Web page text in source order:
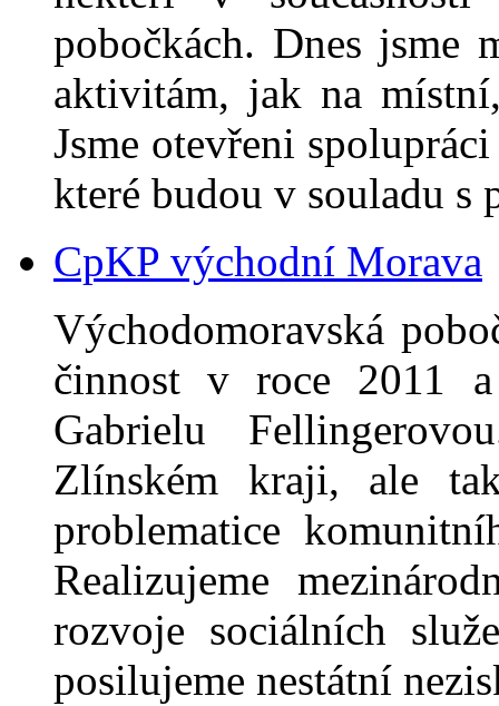
pobočkách. Dnes jsme
aktivitám, jak na
Jsme otevřeni
které budou v souladu s
CpKP východní Morava
Východomoravská
činnost v roce 2011
Gabrielu
Zlínském kraji, ale
problematice
Realizujeme
rozvoje sociálních
posilujeme nestátní